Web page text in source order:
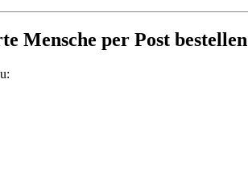
Mensche per Post bestellen